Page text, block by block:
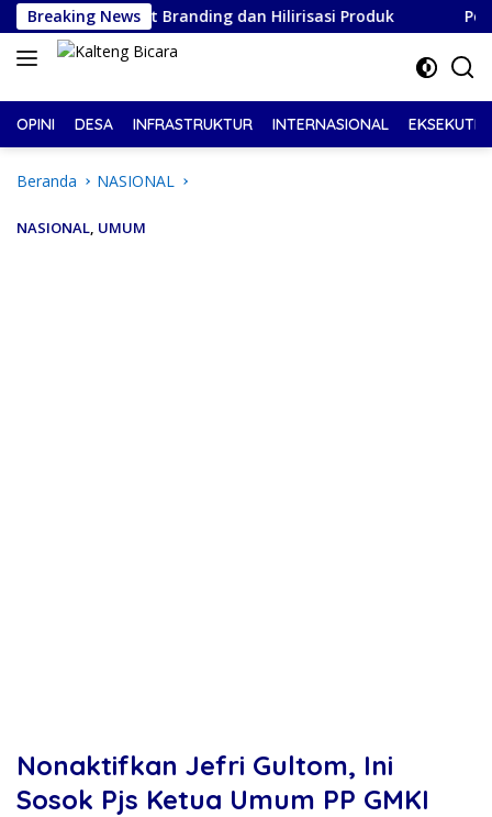
Langsung
ke
konten
Breaking News
Perkuat Branding dan Hilirisasi Produk Pelantikan
OPINI DESA INFRASTRUKTUR INTERNASIONAL EKSEKUTIF
Beranda NASIONAL
NASIONAL, UMUM
Nonaktifkan Jefri Gultom, Ini
Sosok Pjs Ketua Umum PP GMKI